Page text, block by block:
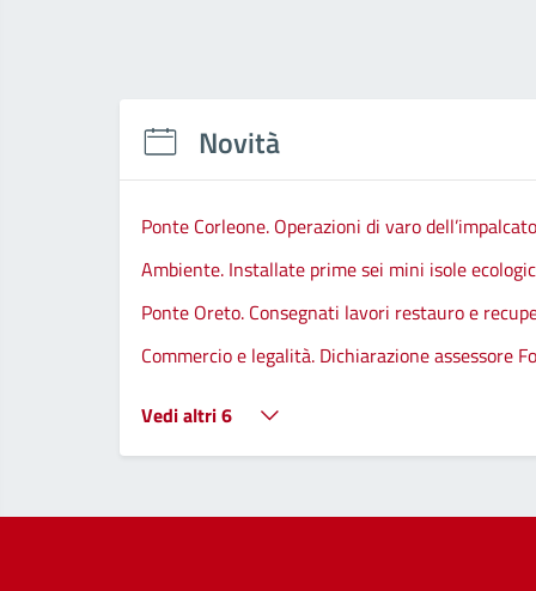
Novità
Ponte Corleone. Operazioni di varo
Ambiente. Installate prime sei mini isole
Ponte Oreto. Consegnati lavori restauro e
Commercio e legalità. Dichiarazione assessore
Vedi altri 6